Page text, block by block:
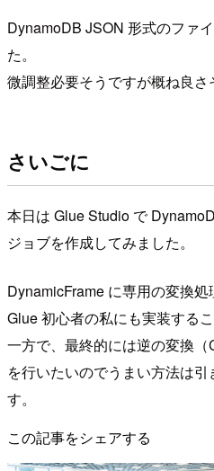
DynamoDB JSON 形式のファ
た。
微調整必要そうですが概ね良さ
さいごに
本日は Glue Studio で
ジョブを作成してみました。
DynamicFrame に専用の変換
Glue 初心者の私にも実装するこ
一方で、最終的には逆の変換（
を行いたいのでうまい方法は
す。
この記事をシェアする